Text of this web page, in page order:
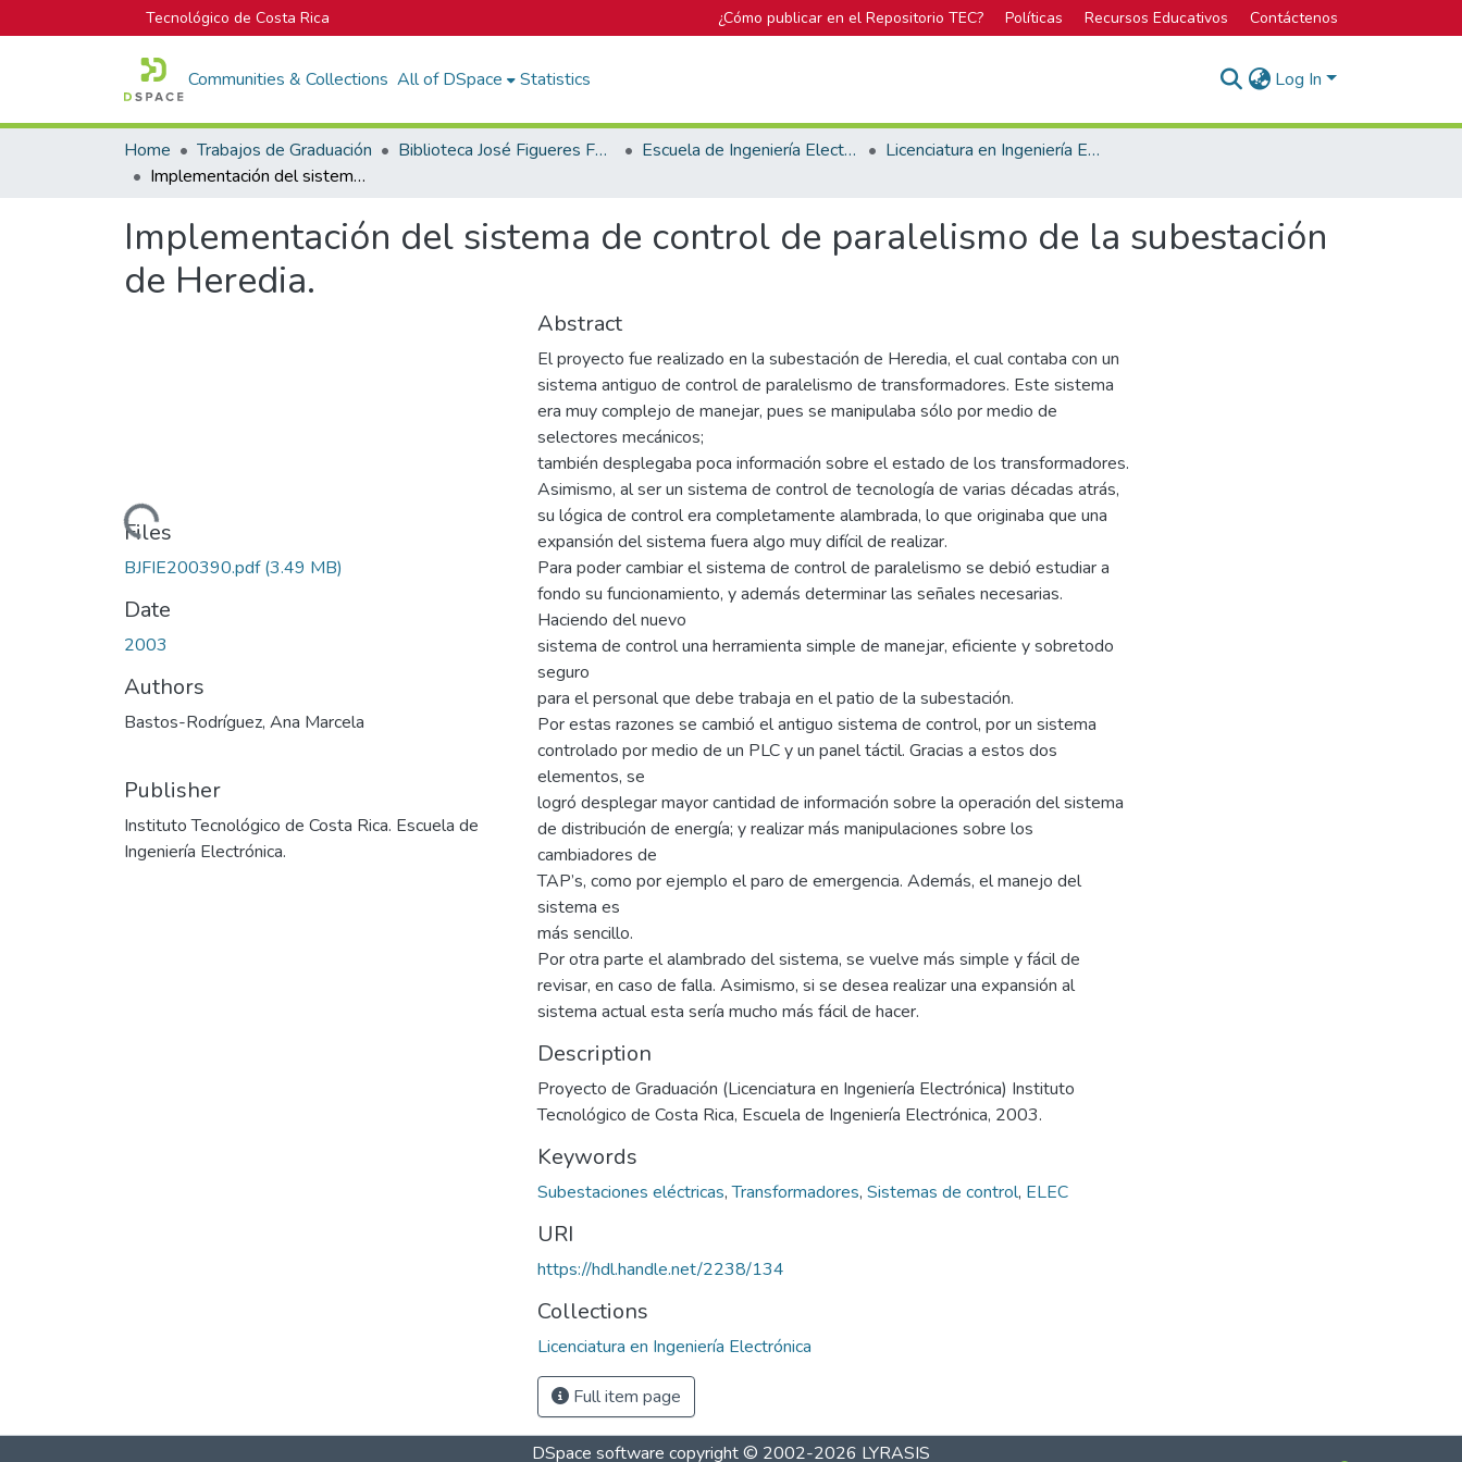
Tecnológico de Costa Rica ¿Cómo publicar en el Repositorio TEC? Políticas Recursos Educativos Contáctenos
Communities & Collections All of DSpace Statistics Log In
Home Trabajos de Graduación Biblioteca José Figueres Ferrer Escuela de Ingeniería Electrónica
Licenciatura en Ingeniería Electrónica
Implementación del sistema de control de paralelismo de la subestación de Heredia.
Implementación del sistema de control de paralelismo de la subestación
de Heredia.
Loading...
Files
BJFIE200390.pdf(3.49 MB)
Date
2003
Authors
Bastos-Rodríguez, Ana Marcela
Publisher
Instituto Tecnológico de Costa Rica. Escuela de
Ingeniería Electrónica.
Abstract
El proyecto fue realizado en la subestación de Heredia, el cual contaba con un
sistema antiguo de control de paralelismo de transformadores. Este sistema
era muy complejo de manejar, pues se manipulaba sólo por medio de
selectores mecánicos;
también desplegaba poca información sobre el estado de los transformadores.
Asimismo, al ser un sistema de control de tecnología de varias décadas atrás,
su lógica de control era completamente alambrada, lo que originaba que una
expansión del sistema fuera algo muy difícil de realizar.
Para poder cambiar el sistema de control de paralelismo se debió estudiar a
fondo su funcionamiento, y además determinar las señales necesarias.
Haciendo del nuevo
sistema de control una herramienta simple de manejar, eficiente y sobretodo
seguro
para el personal que debe trabaja en el patio de la subestación.
Por estas razones se cambió el antiguo sistema de control, por un sistema
controlado por medio de un PLC y un panel táctil. Gracias a estos dos
elementos, se
logró desplegar mayor cantidad de información sobre la operación del sistema
de distribución de energía; y realizar más manipulaciones sobre los
cambiadores de
TAP’s, como por ejemplo el paro de emergencia. Además, el manejo del
sistema es
más sencillo.
Por otra parte el alambrado del sistema, se vuelve más simple y fácil de
revisar, en caso de falla. Asimismo, si se desea realizar una expansión al
sistema actual esta sería mucho más fácil de hacer.
Description
Proyecto de Graduación (Licenciatura en Ingeniería Electrónica) Instituto
Tecnológico de Costa Rica, Escuela de Ingeniería Electrónica, 2003.
Keywords
Subestaciones eléctricas,Transformadores, Sistemas de control, ELEC
URI
https://hdl.handle.net/2238/134
Collections
Licenciatura en Ingeniería Electrónica
Full item page
DSpace software copyright © 2002-2026 LYRASIS